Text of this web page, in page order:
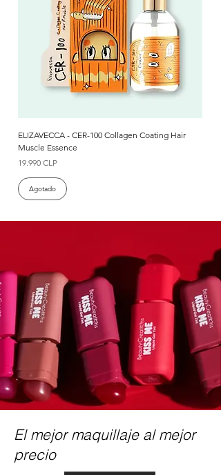
ELIZAVECCA - CER-100 Collagen Coating Hair
Muscle Essence
Precio
19.990 CLP
Agotado
El mejor maquillaje al mejor
precio